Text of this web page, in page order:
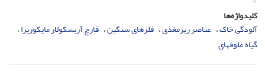
کلیدواژه‌ها
آلودگی خاک عناصر ریزمغذی فلزهای سنگین قارچ آربسکولار مایکوریزا
گیاه علوفه‏ای